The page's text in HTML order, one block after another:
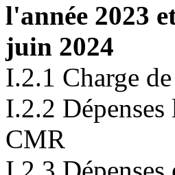
l'année 2023
juin 2024
I.2.1 Charge
I.2.2
CMR